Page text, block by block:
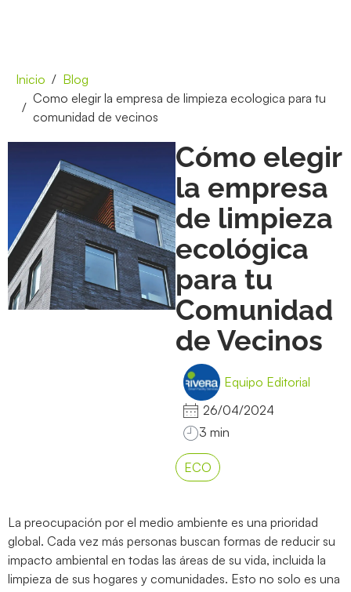
Inicio
Blog
Como elegir la empresa de limpieza ecologica para tu
comunidad de vecinos
Cómo elegir
la empresa
de limpieza
ecológica
para tu
Comunidad
de Vecinos
Equipo Editorial
26/04/2024
ECO
La preocupación por el medio ambiente es una prioridad
global. Cada vez más personas buscan formas de reducir su
impacto ambiental en todas las áreas de su vida, incluida la
limpieza de sus hogares y comunidades. Esto no solo es una